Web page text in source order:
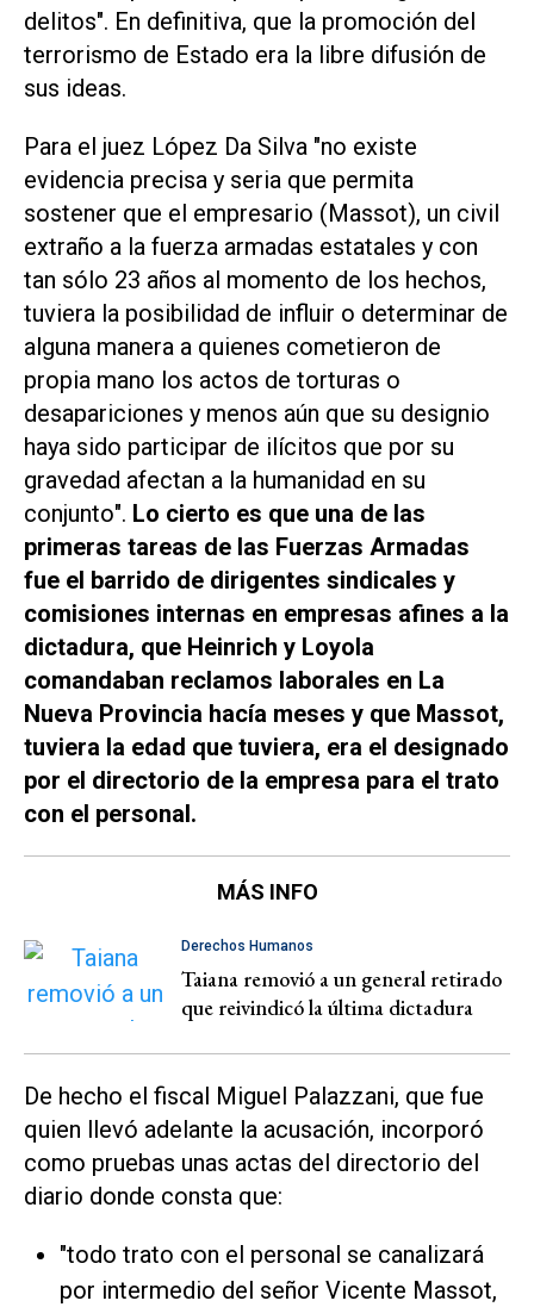
delitos". En definitiva, que la promoción del
terrorismo de Estado era la libre difusión de
sus ideas.
Para el juez López Da Silva "no existe
evidencia precisa y seria que permita
sostener que el empresario (Massot), un civil
extraño a la fuerza armadas estatales y con
tan sólo 23 años al momento de los hechos,
tuviera la posibilidad de influir o determinar de
alguna manera a quienes cometieron de
propia mano los actos de torturas o
desapariciones y menos aún que su designio
haya sido participar de ilícitos que por su
gravedad afectan a la humanidad en su
conjunto". Lo cierto es que una de las
primeras tareas de las Fuerzas Armadas
fue el barrido de dirigentes sindicales y
comisiones internas en empresas afines a la
dictadura, que Heinrich y Loyola
comandaban reclamos laborales en La
Nueva Provincia hacía meses y que Massot,
tuviera la edad que tuviera, era el designado
por el directorio de la empresa para el trato
con el personal.
MÁS INFO
Derechos Humanos
Taiana removió a un general retirado
que reivindicó la última dictadura
De hecho el fiscal Miguel Palazzani, que fue
quien llevó adelante la acusación, incorporó
como pruebas unas actas del directorio del
diario donde consta que:
"todo trato con el personal se canalizará
por intermedio del señor Vicente Massot,